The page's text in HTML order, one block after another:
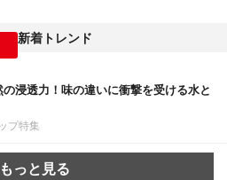
新着トレンド
浸透力！味の違いに衝撃を受ける水と
プ特集
もっと見る